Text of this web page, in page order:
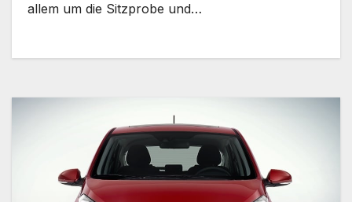
allem um die Sitzprobe und…